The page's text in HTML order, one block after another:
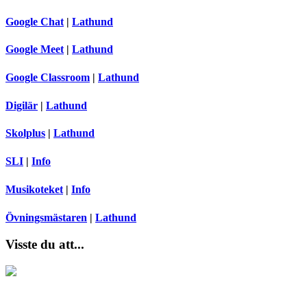
Google Chat | Lathund
Google Meet | Lathund
Google Classroom | Lathund
Digilär | Lathund
Skolplus Lathund
SLI | Info
Musikoteket | Info
Övningsmästaren | Lathund
Visste du att...